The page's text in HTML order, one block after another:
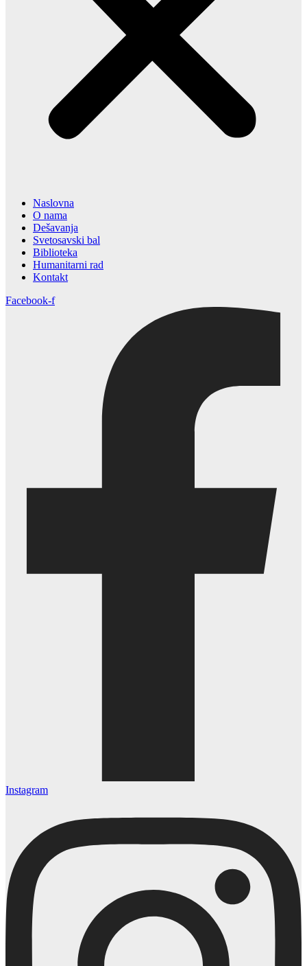
Naslovna
O nama
Dešavanja
Svetosavski bal
Biblioteka
Humanitarni rad
Kontakt
Facebook-f
Instagram